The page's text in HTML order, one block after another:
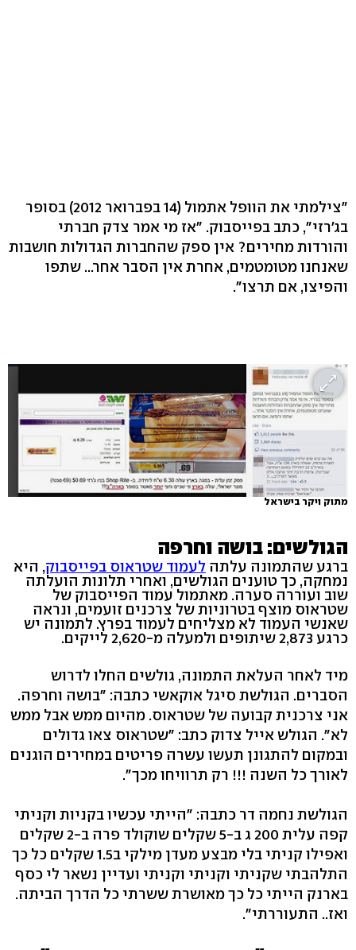
"צילמתי את הוופל אתמול (14 בפברואר 2012) בסופר
בג׳רזי", כתב בפייסבוק. "אז מי אמר צדק חברתי
והורדות מחירים? אין ספק שהחברות הגדולות חושבות
שאנחנו מטומטמים, אחרת אין הסבר אחר... שתפו
והפיצו, אם תרצו".
מתוק ויקר בישראל
הגולשים: בושה וחרפה
ברגע שהתמונה עלתה לעמוד שטראוס בפייסבוק, היא
נמחקה, כך טוענים הגולשים, ואחרי תלונות הועלתה
שוב ועוררה סערה. מאתמול עמוד הפייסבוק של
שטראוס מוצף בטרוניות של צרכנים זועמים, ונראה
שאנשי העמוד לא מצליחים לעמוד בפרץ. לתמונה יש
כרגע 2,873 שיתופים ולמעלה מ-2,620 לייקים.
מיד לאחר העלאת התמונה, גולשים החלו לדרוש
הסברים. הגולשת סיגל אוקאשי כתבה: "בושה וחרפה.
אני צרכנית קבועה של שטראוס. מהיום ממש אבל ממש
לא". הגולש אייל צדוק כתב: "שטראוס צאו גדולים
ובמקום להתגונן תעשו עשרה פריטים במחירים הוגנים
לאורך כל השנה !!! רק תרוויחו מכך".
הגולשת נחמה דר כתבה: "הייתי עכשיו בקניות וקניתי
קפה עלית 200 ג ב-5 שקלים שוקולד פרה ב-2 שקלים
ואפילו קניתי בלי מבצע מעדן מילקי ב1.5 שקלים כל כך
התלהבתי שקניתי וקניתי וקניתי ועדיין נשאר לי כסף
בארנק הייתי כל כך מאושרת ששרתי כל הדרך הביתה.
ואז.. התעוררתי".